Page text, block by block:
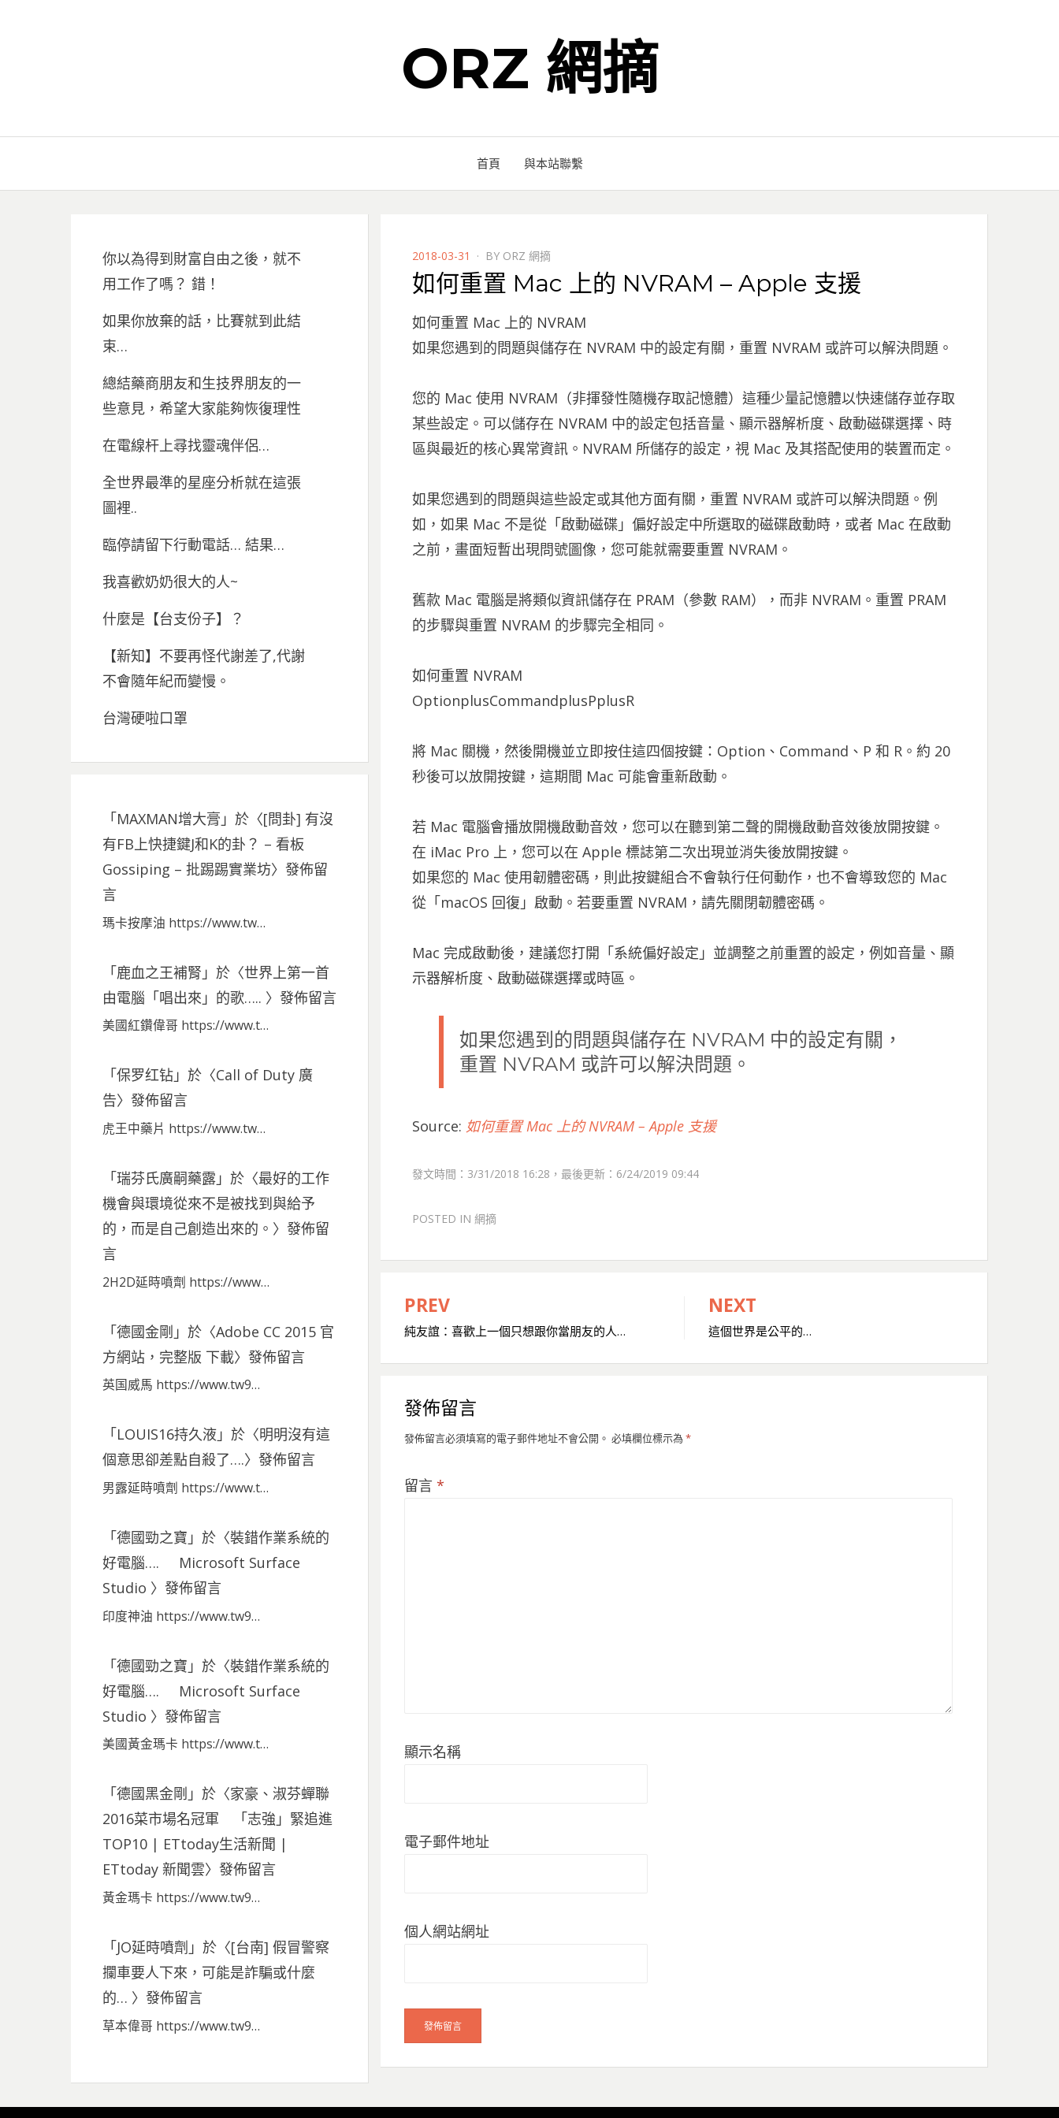
ORZ 網摘
首頁 與本站聯繫
POSTED
ON
2018-03-31 BY ORZ 網摘
如何重置 Mac 上的 NVRAM – Apple 支援
如何重置 Mac 上的 NVRAM
如果您遇到的問題與儲存在 NVRAM 中的設定有關，重置 NVRAM 或許可以解決問題。
您的 Mac 使用 NVRAM（非揮發性隨機存取記憶體）這種少量記憶體以快速儲存並存取
某些設定。可以儲存在 NVRAM 中的設定包括音量、顯示器解析度、啟動磁碟選擇、時
區與最近的核心異常資訊。NVRAM 所儲存的設定，視 Mac 及其搭配使用的裝置而定。
如果您遇到的問題與這些設定或其他方面有關，重置 NVRAM 或許可以解決問題。例
如，如果 Mac 不是從「啟動磁碟」偏好設定中所選取的磁碟啟動時，或者 Mac 在啟動
之前，畫面短暫出現問號圖像，您可能就需要重置 NVRAM。
舊款 Mac 電腦是將類似資訊儲存在 PRAM（參數 RAM），而非 NVRAM。重置 PRAM
的步驟與重置 NVRAM 的步驟完全相同。
如何重置 NVRAM
OptionplusCommandplusPplusR
將 Mac 關機，然後開機並立即按住這四個按鍵：Option、Command、P 和 R。約 20
秒後可以放開按鍵，這期間 Mac 可能會重新啟動。
若 Mac 電腦會播放開機啟動音效，您可以在聽到第二聲的開機啟動音效後放開按鍵。
在 iMac Pro 上，您可以在 Apple 標誌第二次出現並消失後放開按鍵。
如果您的 Mac 使用韌體密碼，則此按鍵組合不會執行任何動作，也不會導致您的 Mac
從「macOS 回復」啟動。若要重置 NVRAM，請先關閉韌體密碼。
Mac 完成啟動後，建議您打開「系統偏好設定」並調整之前重置的設定，例如音量、顯
示器解析度、啟動磁碟選擇或時區。
如果您遇到的問題與儲存在 NVRAM 中的設定有關，
重置 NVRAM 或許可以解決問題。
Source: 如何重置 Mac 上的 NVRAM – Apple 支援
發文時間：3/31/2018 16:28，最後更新：6/24/2019 09:44
POSTED IN 網摘
文
章
導
覽
PREV
純友誼：喜歡上一個只想跟你當朋友的人…
NEXT
這個世界是公平的…
發佈留言
發佈留言必須填寫的電子郵件地址不會公開。 必填欄位標示為 *
留言 *
顯示名稱
電子郵件地址
個人網站網址
你以為得到財富自由之後，就不
用工作了嗎？ 錯！
如果你放棄的話，比賽就到此結
束…
總結藥商朋友和生技界朋友的一
些意見，希望大家能夠恢復理性
在電線杆上尋找靈魂伴侶…
全世界最準的星座分析就在這張
圖裡..
臨停請留下行動電話… 結果…
我喜歡奶奶很大的人~
什麼是【台支份子】？
【新知】不要再怪代謝差了,代謝
不會隨年紀而變慢。
台灣硬啦口罩
「MAXMAN增大膏 」於〈[問卦] 有沒
有FB上快捷鍵J和K的卦？ – 看板
Gossiping – 批踢踢實業坊〉發佈留
言
瑪卡按摩油 https://www.tw…
「鹿血之王補腎 」於〈世界上第一首
由電腦「唱出來」的歌….. 〉發佈留言
美國紅鑽偉哥 https://www.t…
「保罗红钻」於〈Call of Duty 廣
告〉發佈留言
虎王中藥片 https://www.tw…
「瑞芬氏廣嗣藥露」於〈最好的工作
機會與環境從來不是被找到與給予
的，而是自己創造出來的。 〉發佈留
言
2H2D延時噴劑 https://www…
「德國金剛 」於〈Adobe CC 2015 官
方網站，完整版 下載〉發佈留言
英国威馬 https://www.tw9…
「LOUIS16持久液」於〈明明沒有這
個意思卻差點自殺了….〉發佈留言
男露延時噴劑 https://www.t…
「德國勁之寶 」於〈裝錯作業系統的
好電腦…. Microsoft Surface
Studio 〉發佈留言
印度神油 https://www.tw9…
「德國勁之寶 」於〈裝錯作業系統的
好電腦…. Microsoft Surface
Studio 〉發佈留言
美國黃金瑪卡 https://www.t…
「德國黑金剛 」於〈家豪、淑芬蟬聯
2016菜市場名冠軍 「志強」緊追進
TOP10 | ETtoday生活新聞 |
ETtoday 新聞雲〉發佈留言
黃金瑪卡 https://www.tw9…
「JO延時噴劑 」於〈[台南] 假冒警察
攔車要人下來，可能是詐騙或什麼
的… 〉發佈留言
草本偉哥 https://www.tw9…